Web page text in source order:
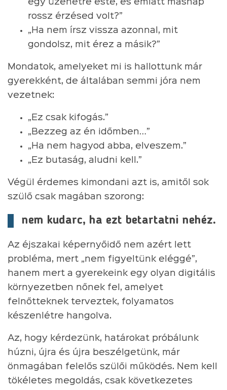
egy üzenetre este, és emiatt másnap
rossz érzésed volt?”
„Ha nem írsz vissza azonnal, mit
gondolsz, mit érez a másik?”
Mondatok, amelyeket mi is hallottunk már
gyerekként, de általában semmi jóra nem
vezetnek:
„Ez csak kifogás.”
„Bezzeg az én időmben…”
„Ha nem hagyod abba, elveszem.”
„Ez butaság, aludni kell.”
Végül érdemes kimondani azt is, amitől sok
szülő csak magában szorong:
nem kudarc, ha ezt betartatni nehéz.
Az éjszakai képernyőidő nem azért lett
probléma, mert „nem figyeltünk eléggé”,
hanem mert a gyerekeink egy olyan digitális
környezetben nőnek fel, amelyet
felnőtteknek terveztek, folyamatos
készenlétre hangolva.
Az, hogy kérdezünk, határokat próbálunk
húzni, újra és újra beszélgetünk, már
önmagában felelős szülői működés. Nem kell
tökéletes megoldás, csak következetes